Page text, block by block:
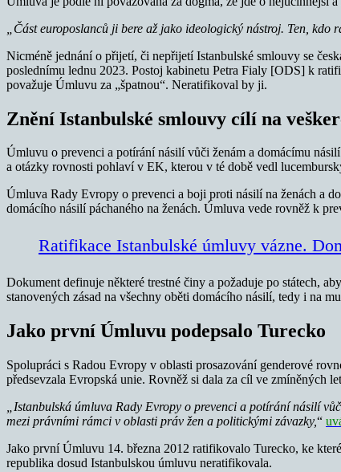
„Část europoslanců ji bere až jako ideologický nástroj. Ten,
Nicméně jednání o přijetí, či nepřijetí Istanbulské smlouvy se
poslednímu lednu 2023. Postoj kabinetu Petra Fialy [ODS] k
považuje Úmluvu za „špatnou“. Neratifikoval by ji.
Znění Istanbulské smlouvy cílí na
Úmluvu o prevenci a potírání násilí vůči ženám a domácímu
a otázky rovnosti pohlaví v EK, kterou v té době vedl
Úmluva Rady Evropy o prevenci a boji proti násilí na ženách a
domácího násilí páchaného na ženách. Úmluva vede rovněž k
Ratifikace Istanbulské úmluvy vázne.
Dokument definuje některé trestné činy a požaduje po státech,
stanovených zásad na všechny oběti domácího násilí, tedy i na
Jako první Úmluvu podepsalo Turecko
Spolupráci s Radou Evropy v oblasti prosazování genderové
předsevzala Evropská unie. Rovněž si dala za cíl ve zmíněných
„Istanbulská úmluva Rady Evropy o prevenci a potírání násilí
mezi právními rámci v oblasti práv žen a politickými závazky,“
Jako první Úmluvu 14. března 2012 ratifikovalo Turecko, ke
republika dosud Istanbulskou úmluvu neratifikovala.